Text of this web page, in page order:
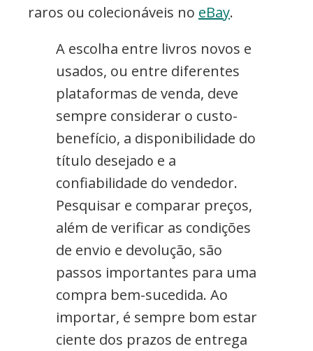
raros ou colecionáveis no eBay.
A escolha entre livros novos e
usados, ou entre diferentes
plataformas de venda, deve
sempre considerar o custo-
benefício, a disponibilidade do
título desejado e a
confiabilidade do vendedor.
Pesquisar e comparar preços,
além de verificar as condições
de envio e devolução, são
passos importantes para uma
compra bem-sucedida. Ao
importar, é sempre bom estar
ciente dos prazos de entrega